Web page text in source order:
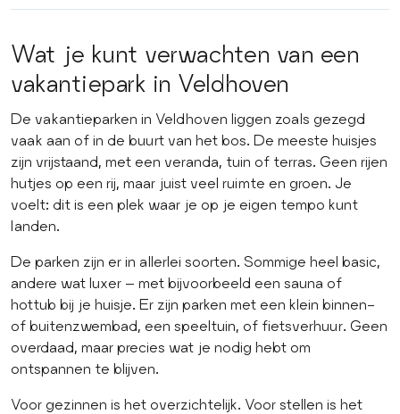
Wat je kunt verwachten van een
vakantiepark in Veldhoven
De vakantieparken in Veldhoven liggen zoals gezegd
vaak aan of in de buurt van het bos. De meeste huisjes
zijn vrijstaand, met een veranda, tuin of terras. Geen rijen
hutjes op een rij, maar juist veel ruimte en groen. Je
voelt: dit is een plek waar je op je eigen tempo kunt
landen.
De parken zijn er in allerlei soorten. Sommige heel basic,
andere wat luxer – met bijvoorbeeld een sauna of
hottub bij je huisje. Er zijn parken met een klein binnen-
of buitenzwembad, een speeltuin, of fietsverhuur. Geen
overdaad, maar precies wat je nodig hebt om
ontspannen te blijven.
Voor gezinnen is het overzichtelijk. Voor stellen is het